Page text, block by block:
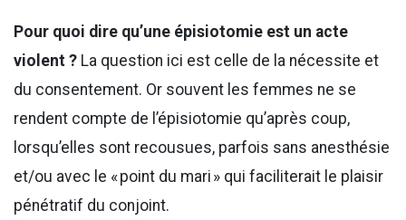
Pour quoi dire qu’une épisiotomie est un acte
violent ? La question ici est celle de la nécessite et
du consentement. Or souvent les femmes ne se
rendent compte de l’épisiotomie qu’après coup,
lorsqu’elles sont recousues, parfois sans anesthésie
et/ou avec le « point du mari » qui faciliterait le plaisir
pénétratif du conjoint.